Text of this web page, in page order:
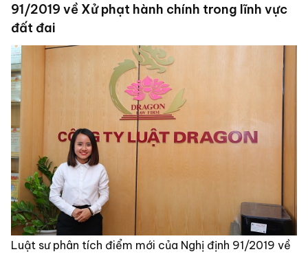
91/2019 về Xử phạt hành chính trong lĩnh vực
đất đai
Luật sư phân tích điểm mới của Nghị định 91/2019 về